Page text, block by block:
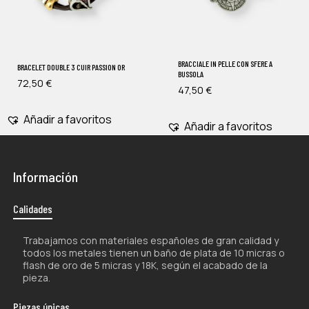
BRACELET DOUBLE 3 CUIR PASSION OR
72,50 €
Añadir a favoritos
BRACCIALE IN PELLE CON SFERE A
BUSSOLA
47,50 €
Añadir a favoritos
Información
Calidades
Trabajamos con materiales españoles de gran calidad y
todos los metales tienen un baño de plata de 10 micras o
flash de oro de 5 micras y 18K, según el acabado de la
pieza.